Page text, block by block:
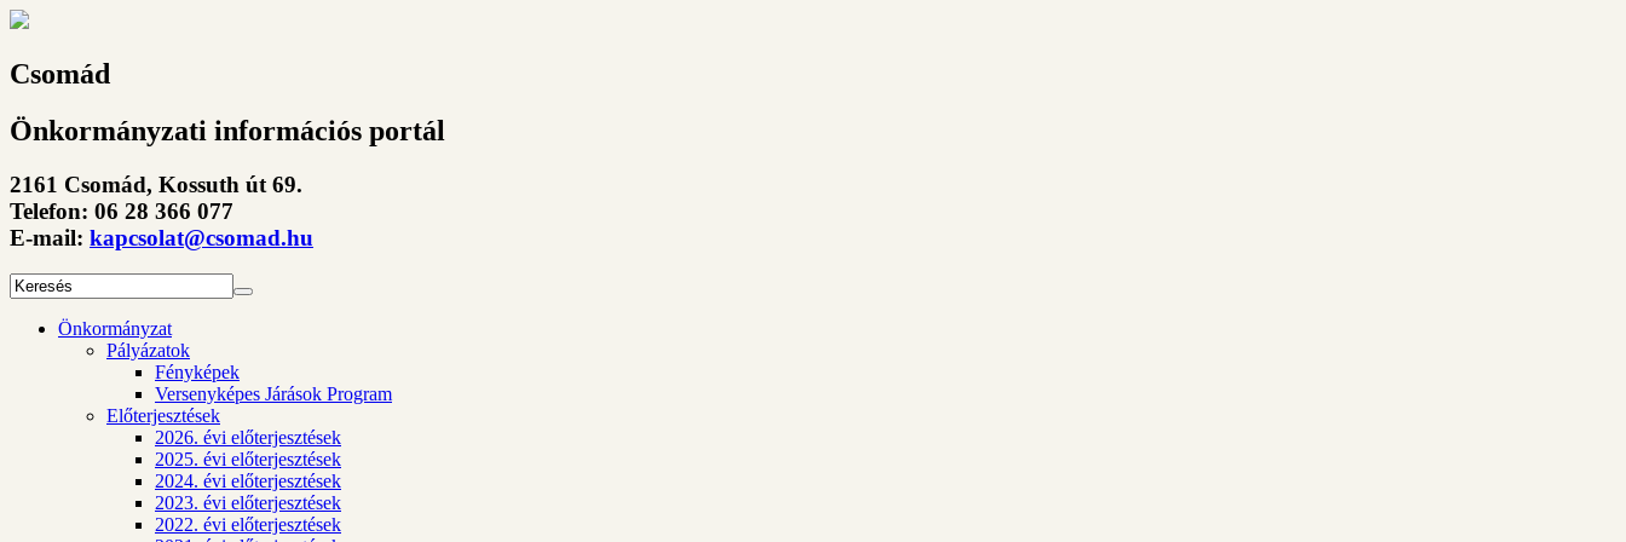
Csomád
Önkormányzati információs portál
2161 Csomád, Kossuth út 69.
Telefon: 06 28 366 077
E-mail: kapcsolat@csomad.hu
Önkormányzat
Pályázatok
Fényképek
Versenyképes Járások Program
Előterjesztések
2026. évi előterjesztések
2025. évi előterjesztések
2024. évi előterjesztések
2023. évi előterjesztések
2022. évi előterjesztések